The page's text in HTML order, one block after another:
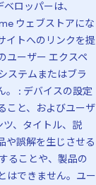
ロッパーは、
ウェブストアにな
イトへのリンクを提
ユーザー エクスペ
ステムまたはブラ
。 : デバイスの設定
こと、およびユーザ
、タイトル、説
や誤解を生じさせる
ることや、製品の
はできません。ユー